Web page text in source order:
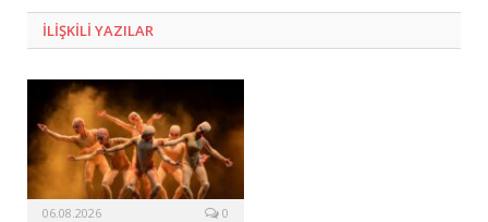
ILIŞKILI YAZILAR
06.08.2026 0